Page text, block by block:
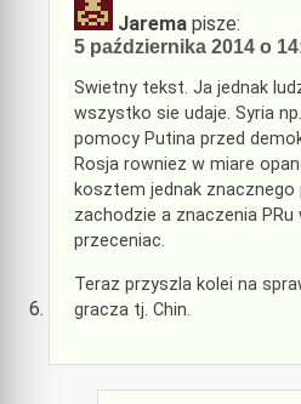
Jarema pisze:
5 października 2014 o
Swietny tekst. Ja jednak
wszystko sie udaje. Syria
pomocy Putina przed
Rosja rowniez w miare
kosztem jednak znacznego
zachodzie a znaczenia
przeceniac.
Teraz przyszla kolei na
gracza tj. Chin.